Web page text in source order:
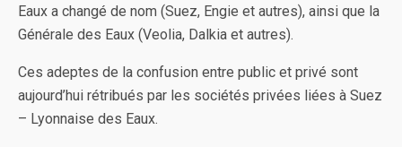
Eaux a changé de nom (Suez, Engie et autres), ainsi que la
Générale des Eaux (Veolia, Dalkia et autres).
Ces adeptes de la confusion entre public et privé sont
aujourd’hui rétribués par les sociétés privées liées à Suez
– Lyonnaise des Eaux.